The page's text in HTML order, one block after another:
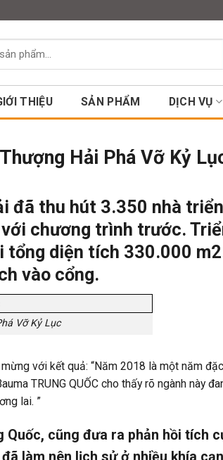
THIỆU SẢN PHẨM DỊCH VỤ
Hải Phá Vỡ Kỷ
đã thu hút 3.350 nhà
chương trình trước.
tổng diện tích 330.000
vào cổng.
Vỡ Kỷ Lục
với kết quả: “Năm 2018 là một năm
TRUNG QUỐC cho thấy rõ ngành này
lai. ”
Quốc, cũng đưa ra phản hồi tích